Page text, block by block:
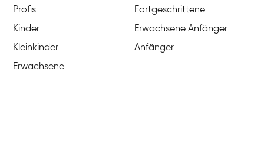
Profis
Fortgeschrittene
Kinder
Erwachsene Anfänger
Kleinkinder
Anfänger
Erwachsene